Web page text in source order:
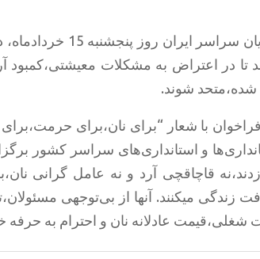
نانوایان سراسر
تا در اعتراض به مشکلات معیشتی،کمبود
شده،متحد شوند.
و استانداری‌های سراسر کشور برگزار
قاچاقچی آرد و نه عامل گرانی
زندگی میکنند. آنها از بی‌توجهی
شغلی،قیمت عادلانه نان و احترام به حرفه